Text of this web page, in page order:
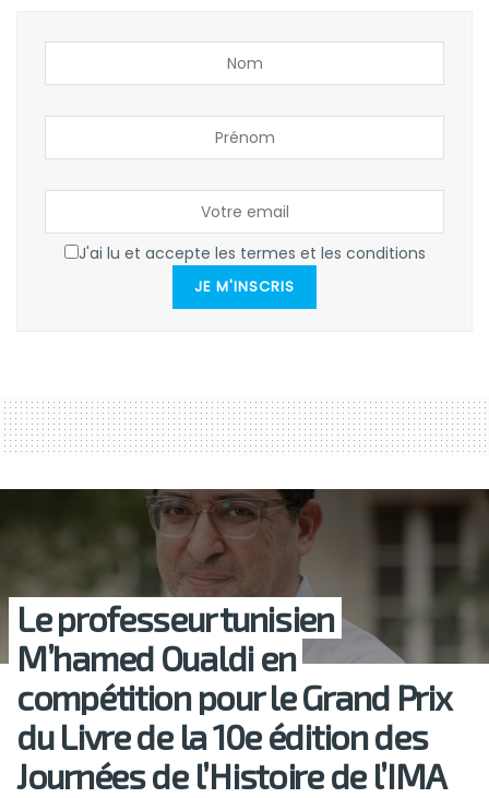
J'ai lu et accepte les termes et les conditions
JE M'INSCRIS
Le professeur tunisien
M’hamed Oualdi en
compétition pour le Grand Prix
du Livre de la 10e édition des
Journées de l’Histoire de l’IMA